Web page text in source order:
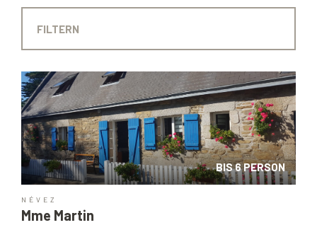
BIS 6 PERSON
NÉVEZ
Mme Martin